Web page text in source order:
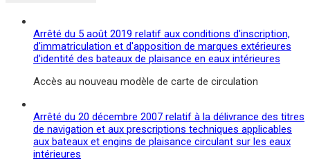
Arrêté du 5 août 2019 relatif aux conditions d'inscription,
d'immatriculation et d'apposition de marques extérieures
d'identité des bateaux de plaisance en eaux intérieures
Accès au nouveau modèle de carte de circulation
Arrêté du 20 décembre 2007 relatif à la délivrance des titres
de navigation et aux prescriptions techniques applicables
aux bateaux et engins de plaisance circulant sur les eaux
intérieures